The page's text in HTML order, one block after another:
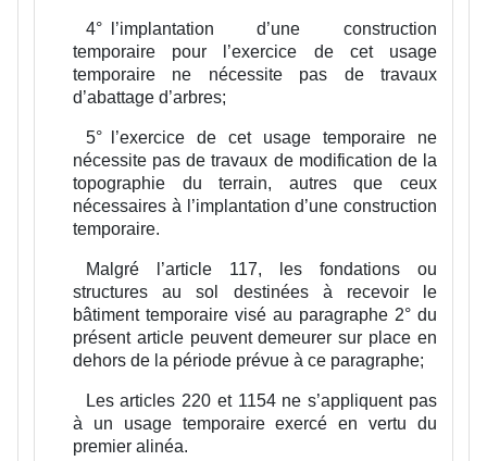
4°
l’implantation d’une construction
temporaire pour l’exercice de cet usage
temporaire ne nécessite pas de travaux
d’abattage d’arbres;
5°
l’exercice de cet usage temporaire ne
nécessite pas de travaux de modification de la
topographie du terrain, autres que ceux
nécessaires à l’implantation d’une construction
temporaire.
Malgré l’article 117, les fondations ou
structures au sol destinées à recevoir le
bâtiment temporaire visé au paragraphe 2° du
présent article peuvent demeurer sur place en
dehors de la période prévue à ce paragraphe;
Les articles 220 et 1154 ne s’appliquent pas
à un usage temporaire exercé en vertu du
premier alinéa.